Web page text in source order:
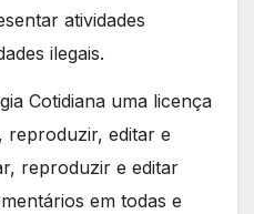
atividades
ilegais.
Cotidiana uma licença
reproduzir, editar e
reproduzir e editar
em todas e